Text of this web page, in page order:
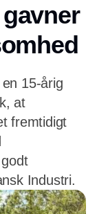
15-årig
at
fremtidigt
Industri.